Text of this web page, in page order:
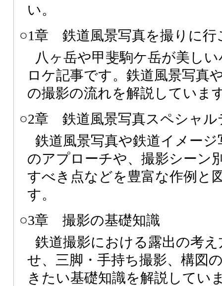
い。
○1章 鉄道風景写真を撮りに行
八ヶ岳や甲斐駒ケ岳が美し
ロケ記事です。鉄道風景写真
の撮影の流れを解説していま
○2章 鉄道風景写真スペシャル
鉄道風景写真や鉄道イメー
のアプローチや、撮影シーン
すべき点などを豊富な作例と
す。
○3章 撮影の基礎知識
鉄道撮影における露出の考
せ、三脚・手持ち撮影、構図
きたい基礎知識を解説してい